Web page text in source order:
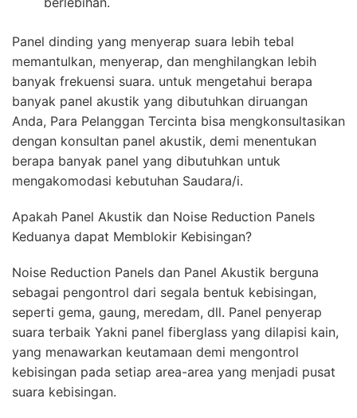
Panel dinding yang menyerap suara lebih tebal
memantulkan, menyerap, dan menghilangkan lebih
banyak frekuensi suara. untuk mengetahui berapa
banyak panel akustik yang dibutuhkan diruangan
Anda, Para Pelanggan Tercinta bisa mengkonsultasikan
dengan konsultan panel akustik, demi menentukan
berapa banyak panel yang dibutuhkan untuk
mengakomodasi kebutuhan Saudara/i.
Apakah Panel Akustik dan Noise Reduction Panels
Keduanya dapat Memblokir Kebisingan?
Noise Reduction Panels dan Panel Akustik berguna
sebagai pengontrol dari segala bentuk kebisingan,
seperti gema, gaung, meredam, dll. Panel penyerap
suara terbaik Yakni panel fiberglass yang dilapisi kain,
yang menawarkan keutamaan demi mengontrol
kebisingan pada setiap area-area yang menjadi pusat
suara kebisingan.